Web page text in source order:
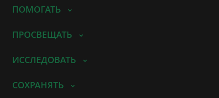
ПОМОГАТЬ
ПРОСВЕЩАТЬ
ИССЛЕДОВАТЬ
СОХРАНЯТЬ